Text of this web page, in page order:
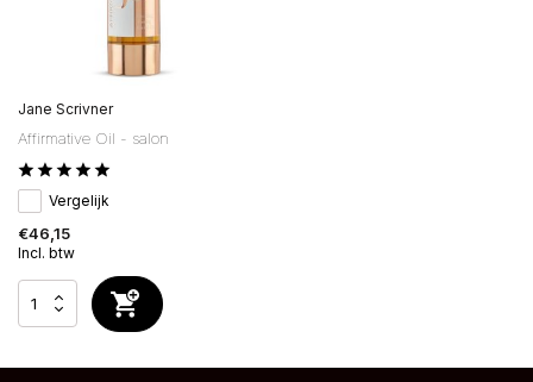
Jane Scrivner
Affirmative Oil - salon
Vergelijk
€46,15
Incl. btw